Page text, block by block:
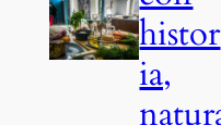
histor
ia,